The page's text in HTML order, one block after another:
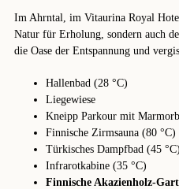
Im Ahrntal, im Vitaurina Royal
Natur für Erholung, sondern auch
die Oase der Entspannung und
Hallenbad (28 °C)
Liegewiese
Kneipp Parkour mit
Finnische Zirmsauna (80 °C)
Türkisches Dampfbad (45 °C)
Infrarotkabine (35 °C)
Finnische Akazienholz-